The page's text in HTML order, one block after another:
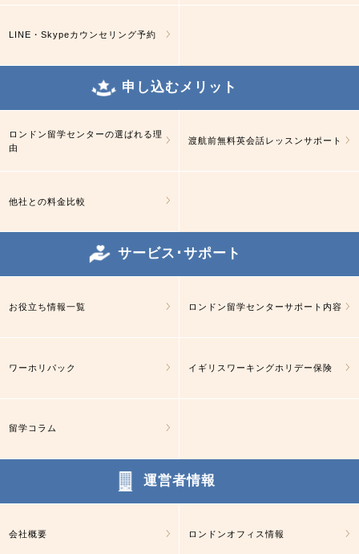
LINE・Skypeカウンセリング予約
申し込むメリット
ロンドン留学センターの選ばれる理
由
渡航前無料英会話レッスンサポート
他社との料金比較
サービス･サポート
お役立ち情報一覧 ロンドン留学センターサポート内容
ワーホリパック イギリスワーキングホリデー保険
留学コラム
運営者情報
会社概要 ロンドンオフィス情報